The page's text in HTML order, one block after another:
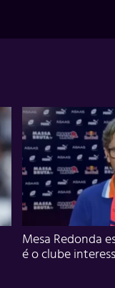
Mesa Redonda
é o clube